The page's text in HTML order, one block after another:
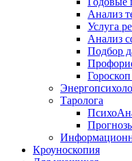
Анализ
Услуга
Анализ
Подбор
Таролога
Кроуноскопия